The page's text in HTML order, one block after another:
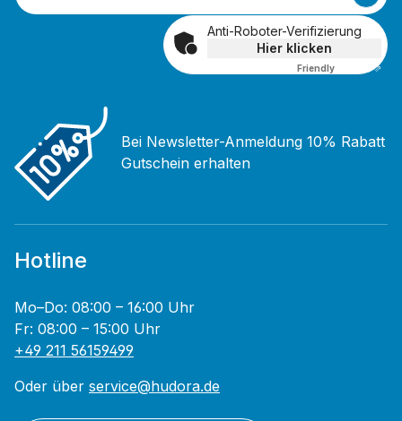
Anti-Roboter-Verifizierung
Hier klicken
Friendly Captcha ⇗
Bei Newsletter-Anmeldung 10% Rabatt
Gutschein erhalten
Hotline
Mo–Do: 08:00 – 16:00 Uhr
Fr: 08:00 – 15:00 Uhr
+49 211 56159499
Oder über service@hudora.de